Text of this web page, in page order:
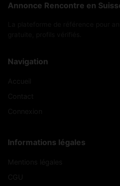
Annonce Rencontre en
Navigation
Informations légales